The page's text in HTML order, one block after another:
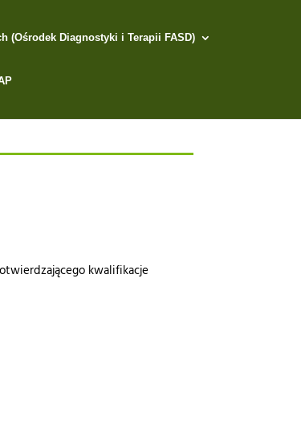
(Ośrodek Diagnostyki i Terapii FASD)
kwalifikacje